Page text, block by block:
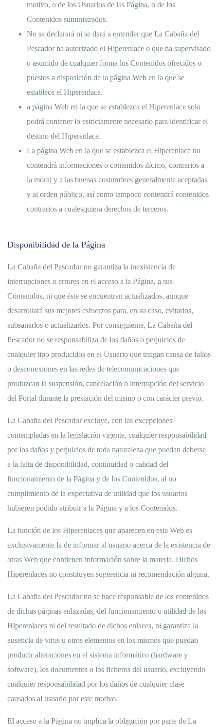
motivo, o de los Usuarios de las Página, o de los
Contenidos suministrados.
No se declarará ni se dará a entender que La Cabaña del
Pescador ha autorizado el Hiperenlace o que ha supervisado
o asumido de cualquier forma los Contenidos ofrecidos o
puestos a disposición de la página Web en la que se
establece el Hiperenlace.
a página Web en la que se establezca el Hiperenlace solo
podrá contener lo estrictamente necesario para identificar el
destino del Hiperenlace.
La página Web en la que se establezca el Hiperenlace no
contendrá informaciones o contenidos ilícitos, contrarios a
la moral y a las buenas costumbres generalmente aceptadas
y al orden público, así como tampoco contendrá contenidos
contrarios a cualesquiera derechos de terceros.
Disponibilidad de la Página
La Cabaña del Pescador no garantiza la inexistencia de
interrupciones o errores en el acceso a la Página, a sus
Contenidos, ni que éste se encuentren actualizados, aunque
desarrollará sus mejores esfuerzos para, en su caso, evitarlos,
subsanarlos o actualizarlos. Por consiguiente, La Cabaña del
Pescador no se responsabiliza de los daños o perjuicios de
cualquier tipo producidos en el Usuario que traigan causa de fallos
o desconexiones en las redes de telecomunicaciones que
produzcan la suspensión, cancelación o interrupción del servicio
del Portal durante la prestación del mismo o con carácter previo.
La Cabaña del Pescador excluye, con las excepciones
contempladas en la legislación vigente, cualquier responsabilidad
por los daños y perjuicios de toda naturaleza que puedan deberse
a la falta de disponibilidad, continuidad o calidad del
funcionamiento de la Página y de los Contenidos, al no
cumplimiento de la expectativa de utilidad que los usuarios
hubieren podido atribuir a la Página y a los Contenidos.
La función de los Hiperenlaces que aparecen en esta Web es
exclusivamente la de informar al usuario acerca de la existencia de
otras Web que contienen información sobre la materia. Dichos
Hiperenlaces no constituyen sugerencia ni recomendación alguna.
La Cabaña del Pescador no se hace responsable de los contenidos
de dichas páginas enlazadas, del funcionamiento o utilidad de los
Hiperenlaces ni del resultado de dichos enlaces, ni garantiza la
ausencia de virus u otros elementos en los mismos que puedan
producir alteraciones en el sistema informático (hardware y
software), los documentos o los ficheros del usuario, excluyendo
cualquier responsabilidad por los daños de cualquier clase
causados al usuario por este motivo.
El acceso a la Página no implica la obligación por parte de La